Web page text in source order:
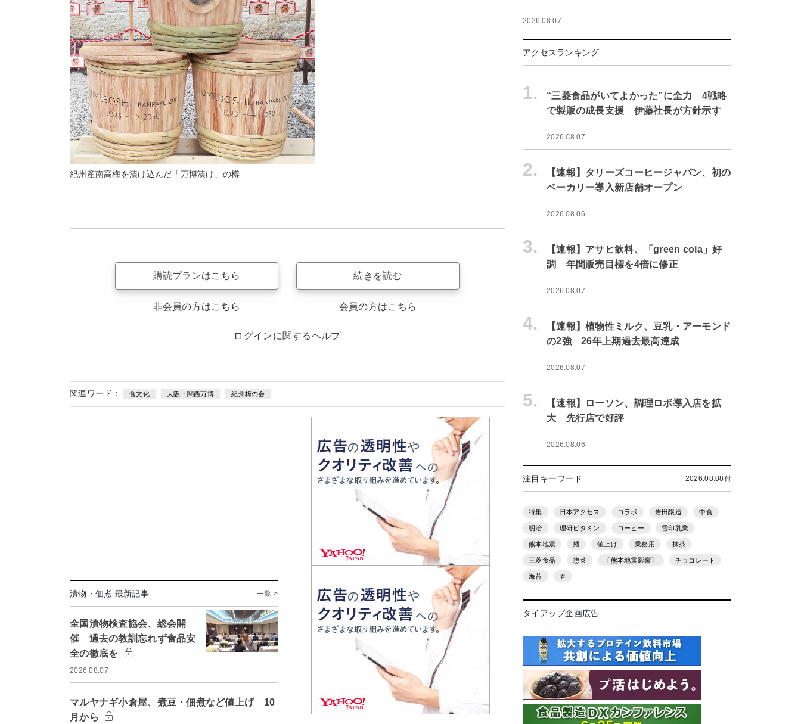
紀州産南高梅を漬け込んだ「万博漬け」の樽
購読プランはこちら
非会員の方はこちら
続きを読む
会員の方はこちら
ログインに関するヘルプ
関連ワード： 食文化 大阪・関西万博 紀州梅の会
漬物・佃煮 最新記事 一覧 >
全国漬物検査協会、総会開
催 過去の教訓忘れず食品安
全の徹底を
2026.08.07
マルヤナギ小倉屋、煮豆・佃煮など値上げ 10
月から
2026.08.07
アクセスランキング
1.
“三菱食品がいてよかった”に全力 4戦略
で製販の成長支援 伊藤社長が方針示す
2026.08.07
2.
【速報】タリーズコーヒージャパン、初の
ベーカリー導入新店舗オープン
2026.08.06
3.
【速報】アサヒ飲料、「green cola」好
調 年間販売目標を4倍に修正
2026.08.07
4.
【速報】植物性ミルク、豆乳・アーモンド
の2強 26年上期過去最高達成
2026.08.07
5.
【速報】ローソン、調理ロボ導入店を拡
大 先行店で好評
2026.08.06
注目キーワード 2026.08.08付
特集 日本アクセス コラボ 岩田醸造 中食
明治 理研ビタミン コーヒー 雪印乳業
熊本地震 麺 値上げ 業務用 抹茶
三菱食品 惣菜 〔熊本地震影響〕 チョコレート
海苔 春
タイアップ企画広告